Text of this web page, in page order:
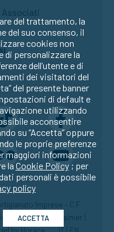
Associati
Imprese – C.F.
|Disclaimer
del trattamento, la
del suo consenso, il
cookies non
di personalizzare la
dell’utente e di
dei visitatori del
del presente banner
di default e
utilizzando
acconsentire
su “Accetta” oppure
le proprie preferenze
maggiori informazioni
la Cookie Policy; per
personali è possibile
policy
ACCETTA